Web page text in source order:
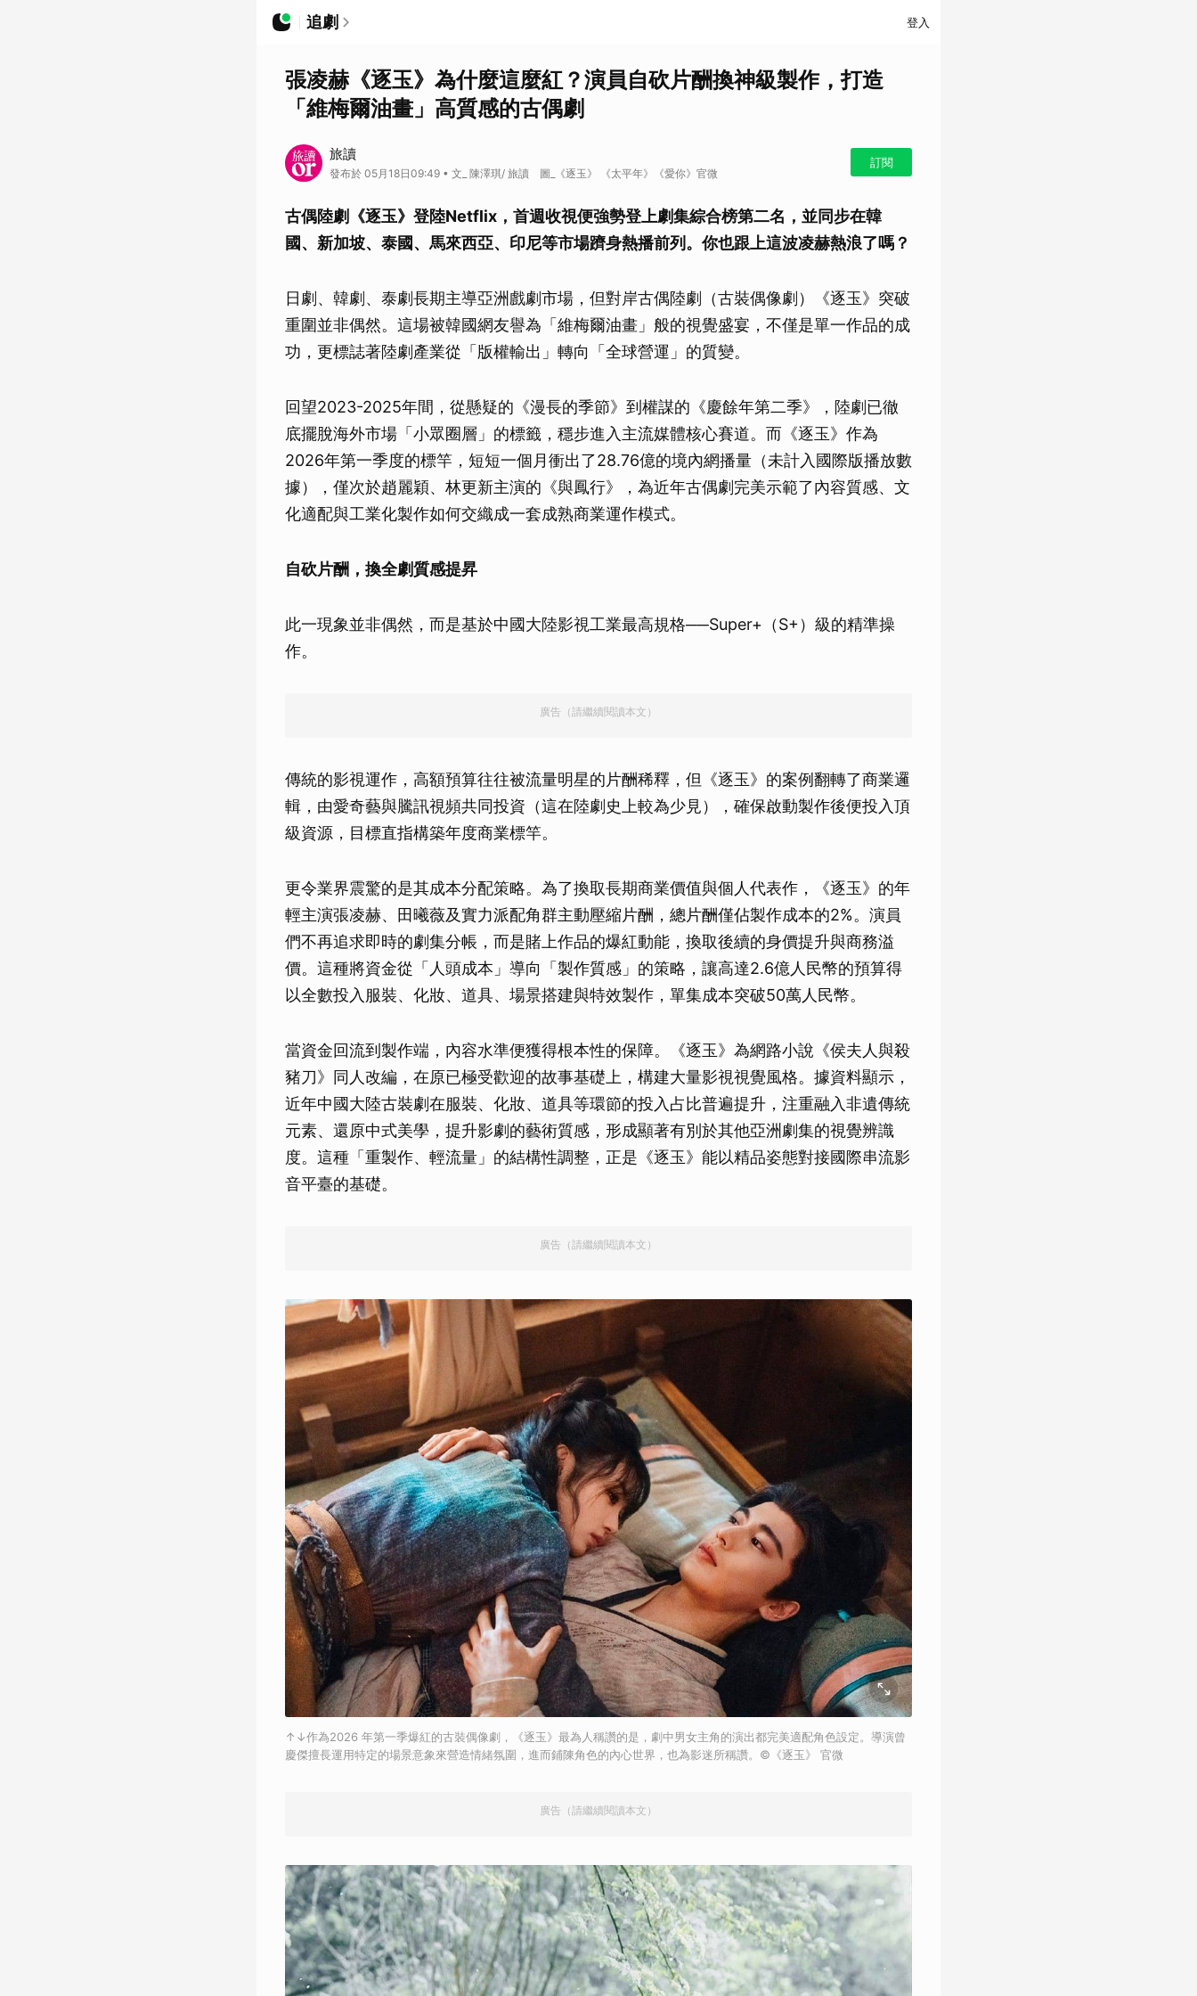
追劇 登入
張凌赫《逐玉》為什麼這麼紅？演員自砍片酬換神級製作，打造
「維梅爾油畫」高質感的古偶劇
旅讀
發布於 05月18日09:49 • 文_ 陳澤琪/ 旅讀 圖_《逐玉》 《太平年》《愛你》官微
訂閱
古偶陸劇《逐玉》登陸Netflix，首週收視便強勢登上劇集綜合榜第二名，並同步在韓
國、新加坡、泰國、馬來西亞、印尼等市場躋身熱播前列。你也跟上這波凌赫熱浪了嗎？
日劇、韓劇、泰劇長期主導亞洲戲劇市場，但對岸古偶陸劇（古裝偶像劇）《逐玉》突破
重圍並非偶然。這場被韓國網友譽為「維梅爾油畫」般的視覺盛宴，不僅是單一作品的成
功，更標誌著陸劇產業從「版權輸出」轉向「全球營運」的質變。
回望2023-2025年間，從懸疑的《漫長的季節》到權謀的《慶餘年第二季》，陸劇已徹
底擺脫海外市場「小眾圈層」的標籤，穩步進入主流媒體核心賽道。而《逐玉》作為
2026年第一季度的標竿，短短一個月衝出了28.76億的境內網播量（未計入國際版播放數
據），僅次於趙麗穎、林更新主演的《與鳳行》，為近年古偶劇完美示範了內容質感、文
化適配與工業化製作如何交織成一套成熟商業運作模式。
自砍片酬，換全劇質感提昇
此一現象並非偶然，而是基於中國大陸影視工業最高規格──Super+（S+）級的精準操
作。
廣告（請繼續閱讀本文）
傳統的影視運作，高額預算往往被流量明星的片酬稀釋，但《逐玉》的案例翻轉了商業邏
輯，由愛奇藝與騰訊視頻共同投資（這在陸劇史上較為少見），確保啟動製作後便投入頂
級資源，目標直指構築年度商業標竿。
更令業界震驚的是其成本分配策略。為了換取長期商業價值與個人代表作，《逐玉》的年
輕主演張凌赫、田曦薇及實力派配角群主動壓縮片酬，總片酬僅佔製作成本的2%。演員
們不再追求即時的劇集分帳，而是賭上作品的爆紅動能，換取後續的身價提升與商務溢
價。這種將資金從「人頭成本」導向「製作質感」的策略，讓高達2.6億人民幣的預算得
以全數投入服裝、化妝、道具、場景搭建與特效製作，單集成本突破50萬人民幣。
當資金回流到製作端，內容水準便獲得根本性的保障。《逐玉》為網路小說《侯夫人與殺
豬刀》同人改編，在原已極受歡迎的故事基礎上，構建大量影視視覺風格。據資料顯示，
近年中國大陸古裝劇在服裝、化妝、道具等環節的投入占比普遍提升，注重融入非遺傳統
元素、還原中式美學，提升影劇的藝術質感，形成顯著有別於其他亞洲劇集的視覺辨識
度。這種「重製作、輕流量」的結構性調整，正是《逐玉》能以精品姿態對接國際串流影
音平臺的基礎。
廣告（請繼續閱讀本文）
↑↓作為2026 年第一季爆紅的古裝偶像劇，《逐玉》最為人稱讚的是，劇中男女主角的演出都完美適配角色設定。導演曾
慶傑擅長運用特定的場景意象來營造情緒氛圍，進而鋪陳角色的內心世界，也為影迷所稱讚。©《逐玉》 官微
廣告（請繼續閱讀本文）